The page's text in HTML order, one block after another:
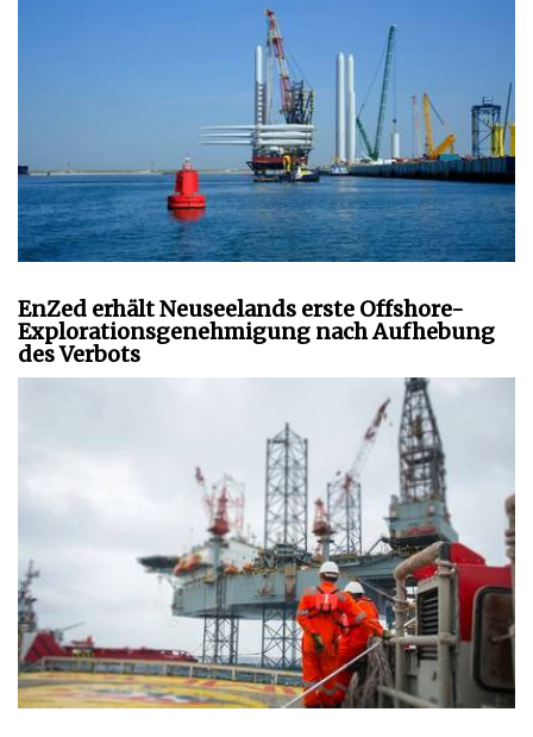
EnZed erhält Neuseelands erste Offshore-
Explorationsgenehmigung nach Aufhebung
des Verbots